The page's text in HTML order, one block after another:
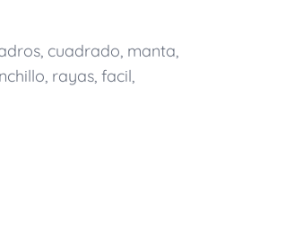
, cuadrado, manta,
, rayas, facil,